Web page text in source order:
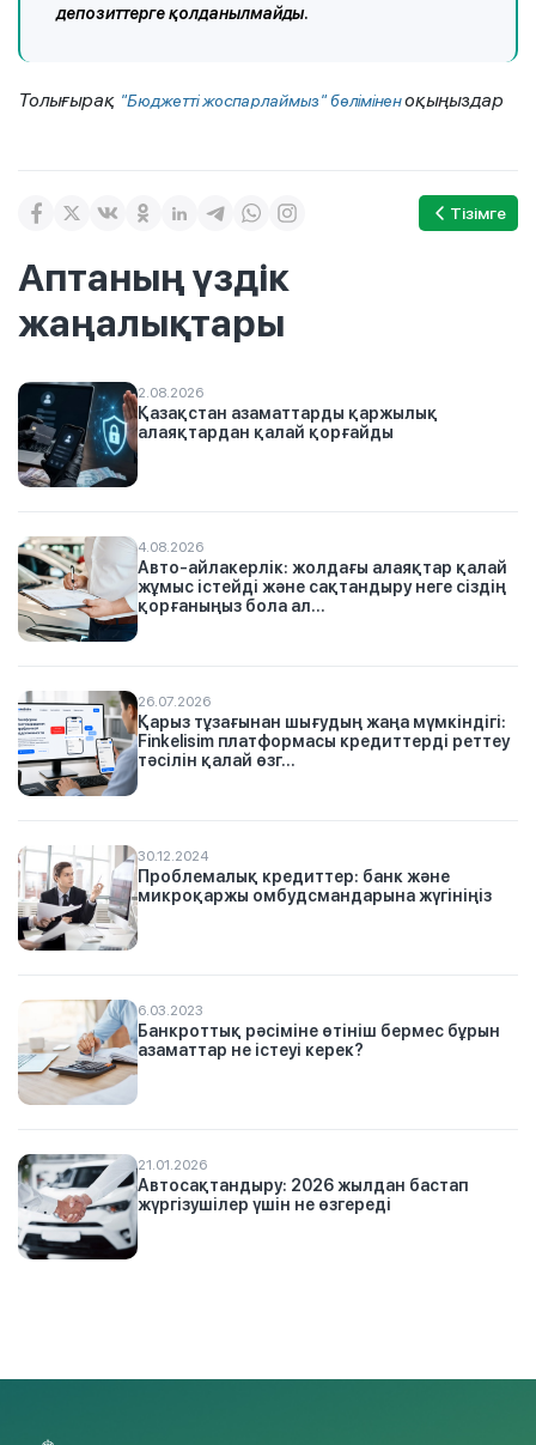
депозиттерге қолданылмайды.
Толығырақ "Бюджетті жоспарлаймыз" бөліміненоқыңыздар
Тізімге
Аптаның үздік
жаңалықтары
2.08.2026
Қазақстан азаматтарды қаржылық
алаяқтардан қалай қорғайды
4.08.2026
Авто-айлакерлік: жолдағы алаяқтар қалай
жұмыс істейді және сақтандыру неге сіздің
қорғаныңыз бола ал...
26.07.2026
Қарыз тұзағынан шығудың жаңа мүмкіндігі:
Finkelisim платформасы кредиттерді реттеу
тәсілін қалай өзг...
30.12.2024
Проблемалық кредиттер: банк және
микроқаржы омбудсмандарына жүгініңіз
6.03.2023
Банкроттық рәсіміне өтініш бермес бұрын
азаматтар не істеуі керек?
21.01.2026
Автосақтандыру: 2026 жылдан бастап
жүргізушілер үшін не өзгереді